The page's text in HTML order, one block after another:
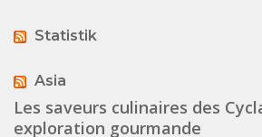
Statistik
Asia
Les saveurs culinaires des
exploration gourmande